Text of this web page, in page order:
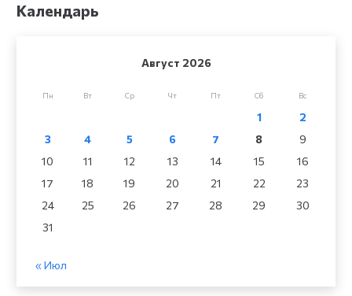
Календарь
Август 2026
Пн Вт Ср Чт Пт Сб Вс
1
2
3
4 5 6 7 8
9
10
11 12 13 14 15
16
17
18 19 20 21 22
23
24
25 26 27 28 29
30
31
« Июл